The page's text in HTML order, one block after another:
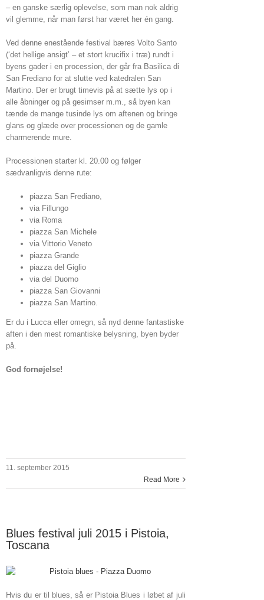
– en ganske særlig oplevelse, som man nok aldrig
vil glemme, når man først har været her én gang.
Ved denne enestående festival bæres Volto Santo
(‘det hellige ansigt’ – et stort krucifix i træ) rundt i
byens gader i en procession, der går fra Basilica di
San Frediano for at slutte ved katedralen San
Martino. Der er brugt timevis på at sætte lys op i
alle åbninger og på gesimser m.m., så byen kan
tænde de mange tusinde lys om aftenen og bringe
glans og glæde over processionen og de gamle
charmerende mure.
Processionen starter kl. 20.00 og følger
sædvanligvis denne rute:
piazza San Frediano,
via Fillungo
via Roma
piazza San Michele
via Vittorio Veneto
piazza Grande
piazza del Giglio
via del Duomo
piazza San Giovanni
piazza San Martino.
Er du i Lucca eller omegn, så nyd denne fantastiske
aften i den mest romantiske belysning, byen byder
på.
God fornøjelse!
11. september 2015
Read More
Blues festival juli 2015 i Pistoia,
Toscana
Hvis du er til blues, så er Pistoia Blues i løbet af juli